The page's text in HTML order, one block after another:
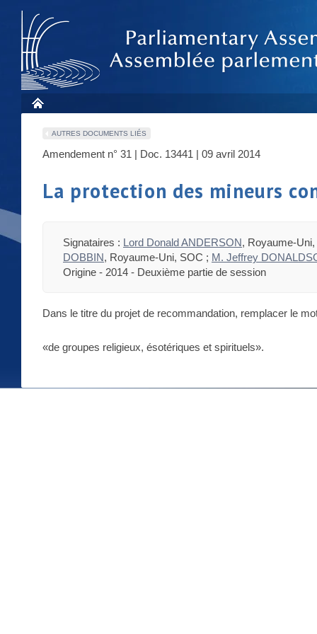
AUTRES DOCUMENTS LIÉS
Amendement n° 31 | Doc. 13441 | 09 avril 2014
La protection des mineurs
Signataires : Lord Donald ANDERSON, Royaume-
DOBBIN, Royaume-Uni, SOC ; M. Jeffrey
Origine - 2014 - Deuxième partie de session
Dans le titre du projet de recommandation, remplacer le
«de groupes religieux, ésotériques et spirituels».